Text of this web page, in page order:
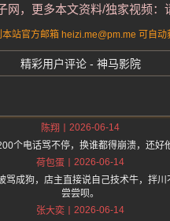
网，更多本文资料/独家视频：
站官方邮箱 heizi.me@pm.me 可自
精彩用户评论 - 神马影院
陈翔
2026-06-14
个电话骂不停，换谁都得崩溃，还好
荷包蛋
2026-06-14
成狗，店主直接说自己技术牛，拌
尝尝呗。
张大奕
2026-06-14